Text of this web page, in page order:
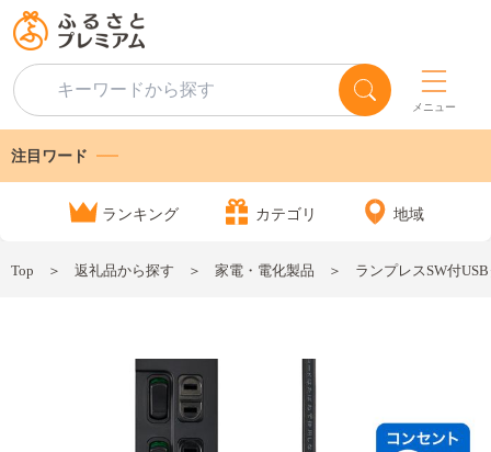
メニュー
注目ワード
ランキング カテゴリ 地域
Top 返礼品から探す 家電・電化製品 ランプレスSW付